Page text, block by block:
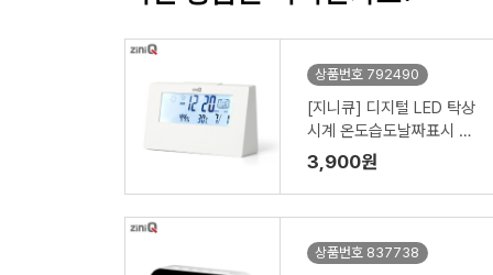
상품번호 792490
[지니큐] 디지털 LED 탁상
시계 온도습도날짜표시 알
람 투명탁상용 ZQ-CK300
3,900원
상품번호 837738